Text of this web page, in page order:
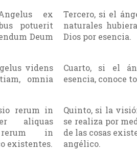
ex
potuerit
Deum
Tercero, si el
naturales
Dios por esencia.
videns
omnia
Cuarto, si el
esencia, conoce
rerum in
aliquas
rerum in
existentes.
Quinto, si la
se realiza por
de las cosas
angélico.